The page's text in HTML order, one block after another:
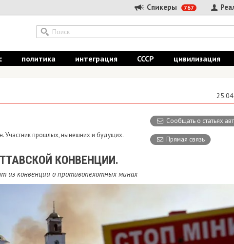
Спикеры 767
политика интеграция СССР цивилизация
Сообщать о статьях
Прямая связь
Участник прошлых, нынешних и будущих.
КОНВЕНЦИИ.
из конвенции о противопехотных минах